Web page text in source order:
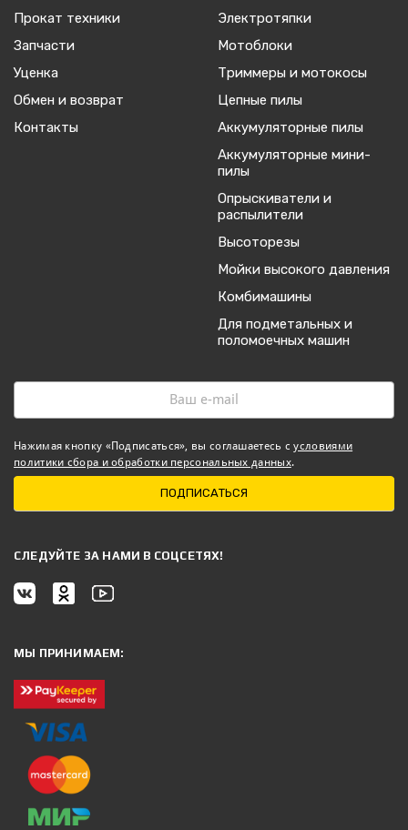
Прокат техники
Запчасти
Уценка
Обмен и возврат
Контакты
Электротяпки
Мотоблоки
Триммеры и мотокосы
Цепные пилы
Аккумуляторные пилы
Аккумуляторные мини-
пилы
Опрыскиватели и
распылители
Высоторезы
Мойки высокого давления
Комбимашины
Для подметальных и
поломоечных машин
Нажимая кнопку «Подписаться», вы соглашаетесь сусловиями
политики сбора и обработки персональных данных.
ПОДПИСАТЬСЯ
CЛЕДУЙТЕ ЗА НАМИ В СОЦСЕТЯХ!
МЫ ПРИНИМАЕМ: